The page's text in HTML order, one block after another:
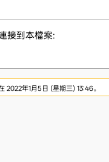
接到本檔案:
2022年1月5日 (星期三) 13:46。